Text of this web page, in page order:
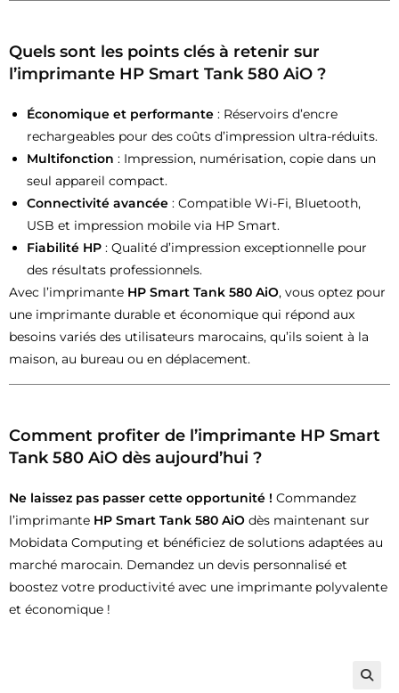
Quels sont les points clés à retenir sur
l’imprimante HP Smart Tank 580 AiO ?
Économique et performante : Réservoirs d’encre
rechargeables pour des coûts d’impression ultra-réduits.
Multifonction : Impression, numérisation, copie dans un
seul appareil compact.
Connectivité avancée : Compatible Wi-Fi, Bluetooth,
USB et impression mobile via HP Smart.
Fiabilité HP : Qualité d’impression exceptionnelle pour
des résultats professionnels.
Avec l’imprimante HP Smart Tank 580 AiO, vous optez pour
une imprimante durable et économique qui répond aux
besoins variés des utilisateurs marocains, qu’ils soient à la
maison, au bureau ou en déplacement.
Comment profiter de l’imprimante HP Smart
Tank 580 AiO dès aujourd’hui ?
Ne laissez pas passer cette opportunité ! Commandez
l’imprimante HP Smart Tank 580 AiO dès maintenant sur
Mobidata Computing et bénéficiez de solutions adaptées au
marché marocain. Demandez un devis personnalisé et
boostez votre productivité avec une imprimante polyvalente
et économique !